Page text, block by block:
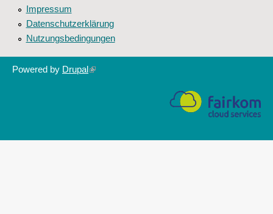
Impressum
Datenschutzerklärung
Nutzungsbedingungen
Powered by Drupal(link